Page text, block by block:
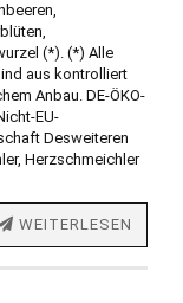
(*). (*) Alle
aus kontrolliert
Anbau. DE-ÖKO-
EU-
Desweiteren
Herzschmeichler
WEITERLESEN